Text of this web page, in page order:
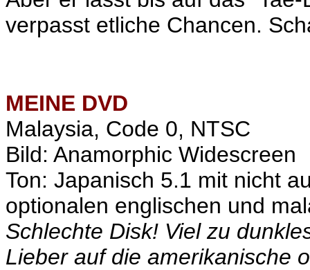
verpasst etliche Chancen.
MEINE DVD
Malaysia, Code 0, NTSC
Bild: Anamorphic Widescreen
Ton: Japanisch 5.1 mit nicht
optionalen englischen und
Schlechte Disk! Viel zu
Lieber auf die amerikanische